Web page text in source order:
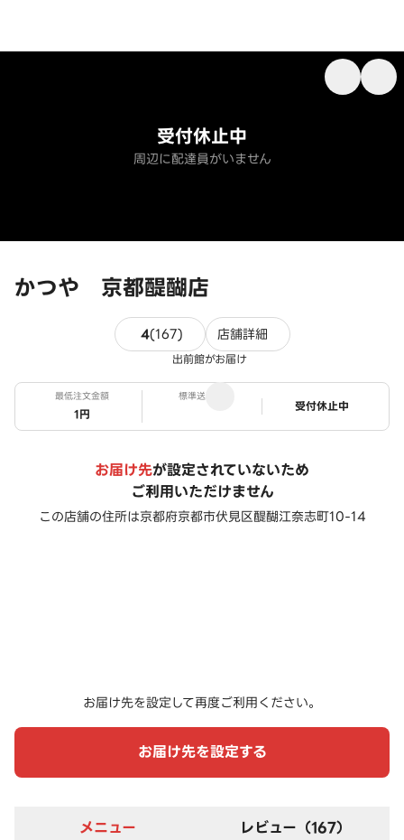
かつや 京都醍醐店
受付休止中
周辺に配達員がいません
4(167)167件のレビュー
店舗詳細
出前館がお届け
最低注文金額
1円
標準送料
ステータス
受付休止中
お届け先が設定されていないため
ご利用いただけません
この店舗の住所は京都府京都市伏見区醍醐江奈志町10-14
お届け先を設定して再度ご利用ください。
お届け先を設定する
メニュー レビュー（167）